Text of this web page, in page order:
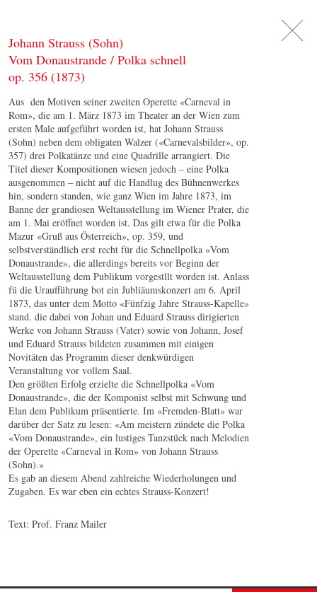
Johann Strauss (Sohn)
Vom Donaustrande / Polka schnell
op. 356 (1873)
Aus den Motiven seiner zweiten Operette «Carneval in
Rom», die am 1. März 1873 im Theater an der Wien zum
ersten Male aufgeführt worden ist, hat Johann Strauss
(Sohn) neben dem obligaten Walzer («Carnevalsbilder», op.
357) drei Polkatänze und eine Quadrille arrangiert. Die
Titel dieser Kompositionen wiesen jedoch – eine Polka
ausgenommen – nicht auf die Handlug des Bühnenwerkes
hin, sondern standen, wie ganz Wien im Jahre 1873, im
Banne der grandiosen Weltausstellung im Wiener Prater, die
am 1. Mai eröffnet worden ist. Das gilt etwa für die Polka
Mazur «Gruß aus Österreich», op. 359, und
selbstverständlich erst recht für die Schnellpolka «Vom
Donaustrande», die allerdings bereits vor Beginn der
Weltausstellung dem Publikum vorgestllt worden ist. Anlass
fü die Uraufführung bot ein Jubliäumskonzert am 6. April
1873, das unter dem Motto «Fünfzig Jahre Strauss-Kapelle»
stand. die dabei von Johan und Eduard Strauss dirigierten
Werke von Johann Strauss (Vater) sowie von Johann, Josef
und Eduard Strauss bildeten zusammen mit einigen
Novitäten das Programm dieser denkwürdigen
Veranstaltung vor vollem Saal.
Den größten Erfolg erzielte die Schnellpolka «Vom
Donaustrande», die der Komponist selbst mit Schwung und
Elan dem Publikum präsentierte. Im «Fremden-Blatt» war
darüber der Satz zu lesen: «Am meistern zündete die Polka
«Vom Donaustrande», ein lustiges Tanzstück nach Melodien
der Operette «Carneval in Rom» von Johann Strauss
(Sohn).»
Es gab an diesem Abend zahlreiche Wiederholungen und
Zugaben. Es war eben ein echtes Strauss-Konzert!
Text: Prof. Franz Mailer